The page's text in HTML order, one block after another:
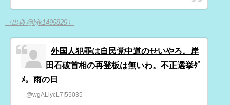
（出典 @hjk1495829）
外国人犯罪は自民党中道のせいやろ。岸
田石破首相の再登板は無いわ。不正選挙ﾀﾞ
ﾒ。雨の日
@wgALlycL7I55035